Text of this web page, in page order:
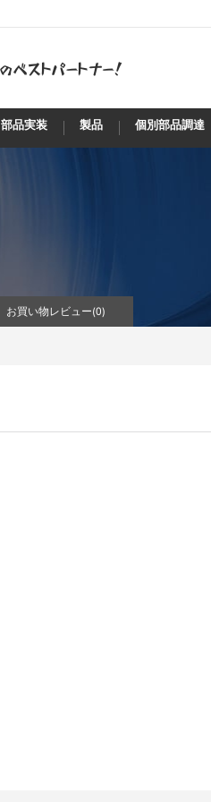
部品実装 製品 個別部品調達
お買い物レビュー(0)